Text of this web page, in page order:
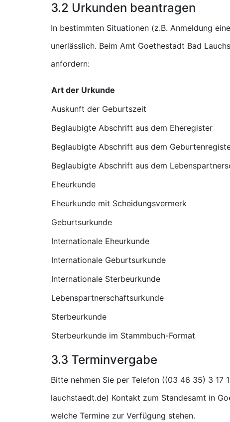
3.2 Urkunden beantragen
In bestimmten Situationen (z.B. Anmeldung
unerlässlich. Beim Amt Goethestadt Bad
anfordern:
Art der Urkunde
Auskunft der Geburtszeit
Beglaubigte Abschrift aus dem Eheregister
Beglaubigte Abschrift aus dem
Beglaubigte Abschrift aus dem
Eheurkunde
Eheurkunde mit Scheidungsvermerk
Geburtsurkunde
Internationale Eheurkunde
Internationale Geburtsurkunde
Internationale Sterbeurkunde
Lebenspartnerschaftsurkunde
Sterbeurkunde
Sterbeurkunde im Stammbuch-Format
3.3 Terminvergabe
Bitte nehmen Sie per Telefon (
) Kontakt zum Standesamt in
welche Termine zur Verfügung stehen.